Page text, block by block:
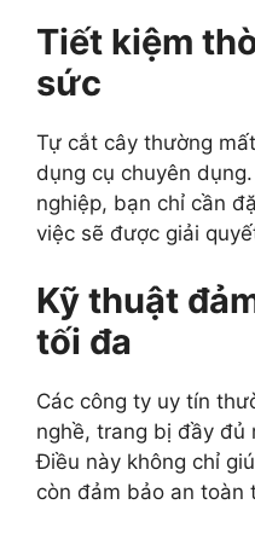
Tiết kiệm
sức
Tự cắt cây thường
dụng cụ chuyên
nghiệp, bạn chỉ cần
việc sẽ được giải
Kỹ thuật
tối đa
Các công ty uy tín
nghề, trang bị đầy đủ
Điều này không chỉ
còn đảm bảo an toàn